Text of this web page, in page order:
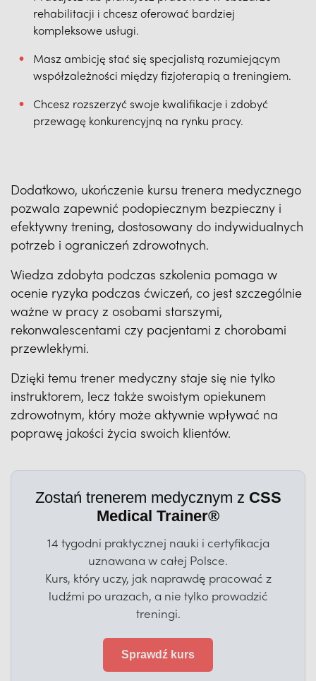
rehabilitacji i chcesz oferować bardziej
kompleksowe usługi.
Masz ambicję stać się specjalistą rozumiejącym
współzależności między fizjoterapią a treningiem.
Chcesz rozszerzyć swoje kwalifikacje i zdobyć
przewagę konkurencyjną na rynku pracy.
Dodatkowo, ukończenie kursu trenera medycznego
pozwala zapewnić podopiecznym bezpieczny i
efektywny trening, dostosowany do indywidualnych
potrzeb i ograniczeń zdrowotnych.
Wiedza zdobyta podczas szkolenia pomaga w
ocenie ryzyka podczas ćwiczeń, co jest szczególnie
ważne w pracy z osobami starszymi,
rekonwalescentami czy pacjentami z chorobami
przewlekłymi.
Dzięki temu trener medyczny staje się nie tylko
instruktorem, lecz także swoistym opiekunem
zdrowotnym, który może aktywnie wpływać na
poprawę jakości życia swoich klientów.
Zostań trenerem medycznym z CSS
Medical Trainer®
14 tygodni praktycznej nauki i certyfikacja
uznawana w całej Polsce.
Kurs, który uczy, jak naprawdę pracować z
ludźmi po urazach, a nie tylko prowadzić
treningi.
Sprawdź kurs